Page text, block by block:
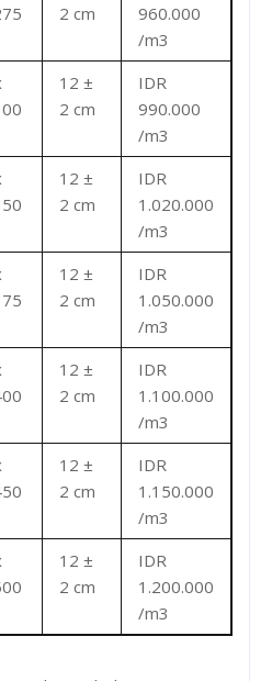
2 cm
960.000
/m3
12 ±
2 cm
IDR
990.000
/m3
12 ±
2 cm
IDR
1.020.000
/m3
12 ±
2 cm
IDR
1.050.000
/m3
12 ±
2 cm
IDR
1.100.000
/m3
12 ±
2 cm
IDR
1.150.000
/m3
12 ±
2 cm
IDR
1.200.000
/m3